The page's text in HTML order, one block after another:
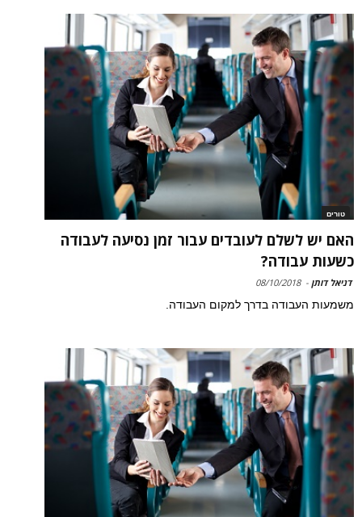
טורים
האם יש לשלם לעובדים עבור זמן נסיעה לעבודה
כשעות עבודה?
דניאל דותן -
08/10/2018
משמעות העבודה בדרך למקום העבודה.